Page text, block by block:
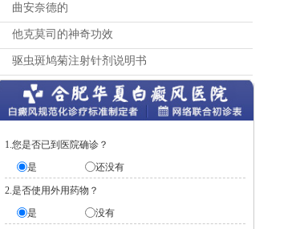
曲安奈德的
他克莫司的神奇功效
驱虫斑鸠菊注射针剂说明书
1.您是否已到医院确诊？
是
还没有
2.是否使用外用药物？
是
没有